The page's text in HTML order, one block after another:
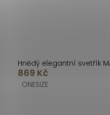
Hnědý elegantní svetřík
869 Kč
ONESIZE